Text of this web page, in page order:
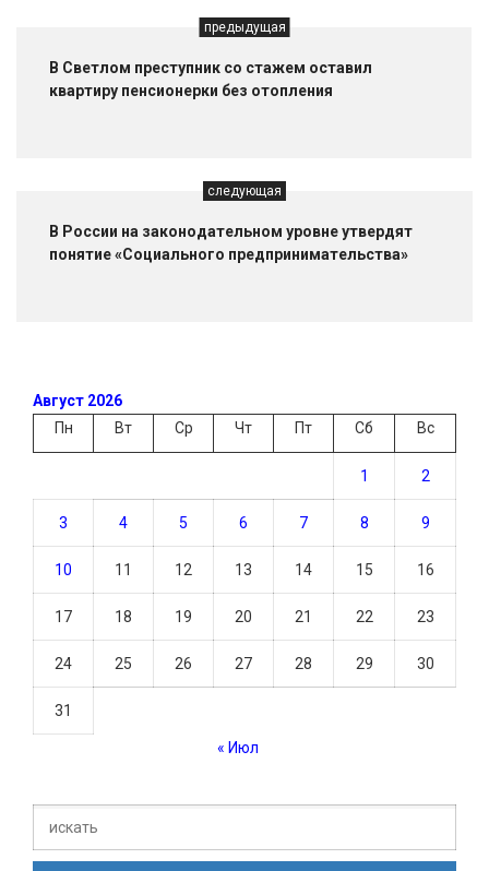
предыдущая
В Светлом преступник со стажем оставил
квартиру пенсионерки без отопления
следующая
В России на законодательном уровне утвердят
понятие «Социального предпринимательства»
Август 2026
Пн
Вт Ср Чт Пт Сб Вс
1 2
3 4 5 6 7 8 9
10 11 12 13 14 15 16
17 18 19 20 21 22 23
24 25 26 27 28 29 30
31
« Июл